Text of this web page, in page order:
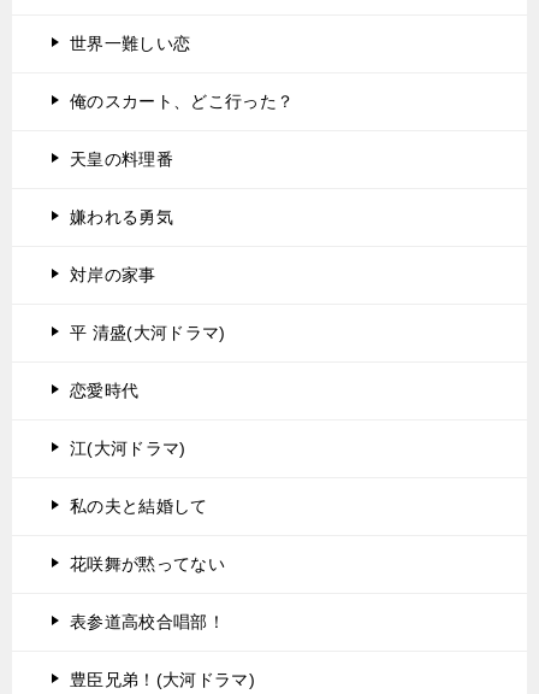
世界一難しい恋
俺のスカート、どこ行った？
天皇の料理番
嫌われる勇気
対岸の家事
平 清盛(大河ドラマ)
恋愛時代
江(大河ドラマ)
私の夫と結婚して
花咲舞が黙ってない
表参道高校合唱部！
豊臣兄弟！(大河ドラマ)